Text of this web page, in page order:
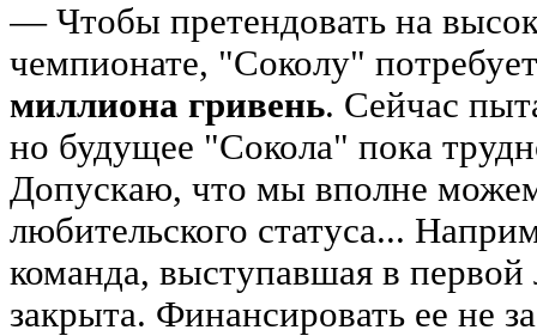
— Чтобы претендовать на
чемпионате, "Соколу"
миллиона гривень. Сейчас
но будущее "Сокола" пока
Допускаю, что мы вполне
любительского статуса...
команда, выступавшая в
закрыта. Финансировать ее не